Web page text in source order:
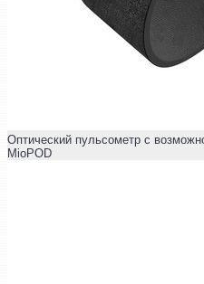
Оптический пульсометр с
MioPOD